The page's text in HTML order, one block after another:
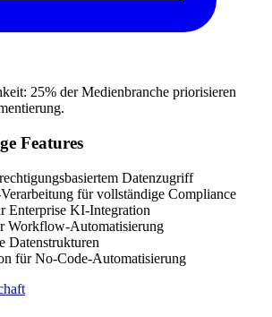
25% der Medienbranche priorisieren
Features
Datenzugriff
für vollständige Compliance
Enterprise KI-Integration
Workflow-Automatisierung
Datenstrukturen
für No-Code-Automatisierung